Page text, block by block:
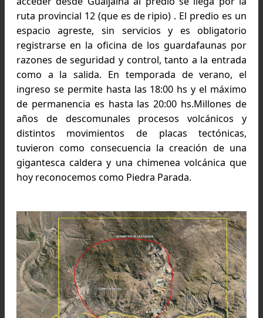
Como explicamos en notas anteriores, el
Natural Protegida (ANP) Piedra Parada
encuentra a 42 km de la localidad de
orillas del río Chubut, en la provincia
140 km desde Esquel o a 200 desde el empalme
la ruta nacional 25. Es importante aclarar que
acceder desde Gualjaina al predio se llega
ruta provincial 12 (que es de ripio) . El predio es
espacio agreste, sin servicios y es
registrarse en la oficina de los guardafaunas
razones de seguridad y control, tanto a la
ingreso se permite hasta las 18:00 hs y el
de permanencia es hasta las 20:00 hs.Millones
años de descomunales procesos
distintos movimientos de placas
tuvieron como consecuencia la creación de
gigantesca caldera y una chimenea volcánica
hoy reconocemos como Piedra Parada.